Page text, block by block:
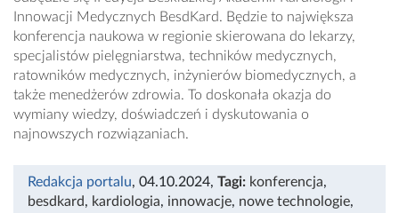
Innowacji Medycznych BesdKard. Będzie to największa
konferencja naukowa w regionie skierowana do lekarzy,
specjalistów pielęgniarstwa, techników medycznych,
ratowników medycznych, inżynierów biomedycznych, a
także menedżerów zdrowia. To doskonała okazja do
wymiany wiedzy, doświadczeń i dyskutowania o
najnowszych rozwiązaniach.
Redakcja portalu, 04.10.2024, Tagi: konferencja,
besdkard, kardiologia, innowacje, nowe technologie,